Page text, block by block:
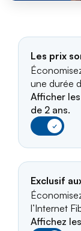
Les prix
une durée
Afficher
de 2 ans.
✓
Exclusif
l’Internet
Affichez